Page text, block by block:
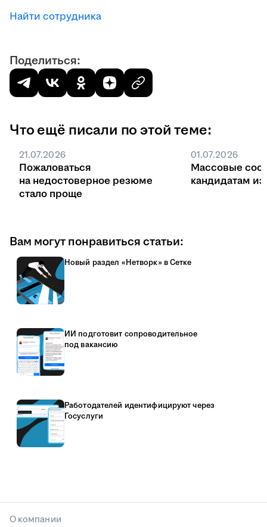
Найти сотрудника
Поделиться:
Что ещё писали по этой теме:
21.07.2026
Пожаловаться
на недостоверное резюме
стало проще
01.07.2026
Массовые
кандидатам
Вам могут понравиться статьи:
Новый раздел «Нетворк» в Сетке
ИИ подготовит сопроводительное
под вакансию
Работодателей идентифицируют через
Госуслуги
О компании